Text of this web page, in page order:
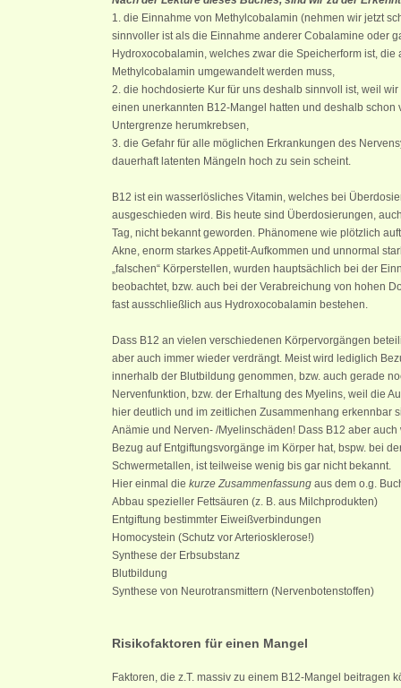
1. die Einnahme von Methylcobalamin (nehmen wir jetzt
sinnvoller ist als die Einnahme anderer Cobalamine oder
Hydroxocobalamin, welches zwar die Speicherform ist, die
Methylcobalamin umgewandelt werden muss,
2. die hochdosierte Kur für uns deshalb sinnvoll ist, weil
einen unerkannten B12-Mangel hatten und deshalb schon
Untergrenze herumkrebsen,
3. die Gefahr für alle möglichen Erkrankungen des
dauerhaft latenten Mängeln hoch zu sein scheint.
B12 ist ein wasserlösliches Vitamin, welches bei
ausgeschieden wird. Bis heute sind Überdosierungen,
Tag, nicht bekannt geworden. Phänomene wie plötzlich
Akne, enorm starkes Appetit-Aufkommen und unnormal
„falschen“ Körperstellen, wurden hauptsächlich bei der
beobachtet, bzw. auch bei der Verabreichung von hohen
fast ausschließlich aus Hydroxocobalamin bestehen.
Dass B12 an vielen verschiedenen Körpervorgängen
aber auch immer wieder verdrängt. Meist wird lediglich
innerhalb der Blutbildung genommen, bzw. auch gerade
Nervenfunktion, bzw. der Erhaltung des Myelins, weil die
hier deutlich und im zeitlichen Zusammenhang erkennbar
Anämie und Nerven- /Myelinschäden! Dass B12 aber
Bezug auf Entgiftungsvorgänge im Körper hat, bspw. bei
Schwermetallen, ist teilweise wenig bis gar nicht bekannt.
Hier einmal die kurze Zusammenfassung aus dem o.g.
Abbau spezieller Fettsäuren (z. B. aus Milchprodukten)
Entgiftung bestimmter Eiweißverbindungen
Homocystein (Schutz vor Arteriosklerose!)
Synthese der Erbsubstanz
Blutbildung
Synthese von Neurotransmittern (Nervenbotenstoffen)
Risikofaktoren für einen Mangel
Faktoren, die z.T. massiv zu einem B12-Mangel beitragen